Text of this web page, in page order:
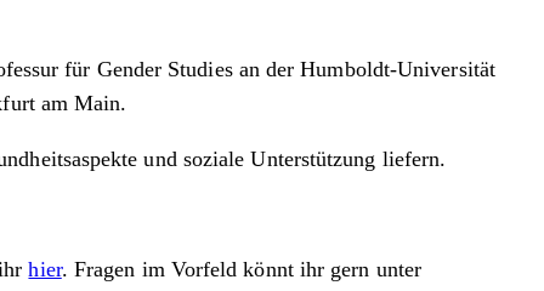
für Gender Studies an der Humboldt-Universität
am Main.
und soziale Unterstützung liefern.
ihrhier. Fragen im Vorfeld könnt ihr gern unter